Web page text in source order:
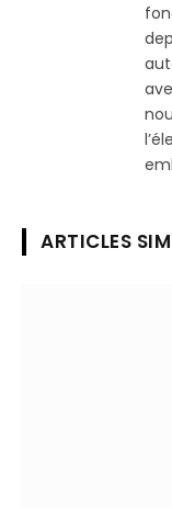
ARTICLES